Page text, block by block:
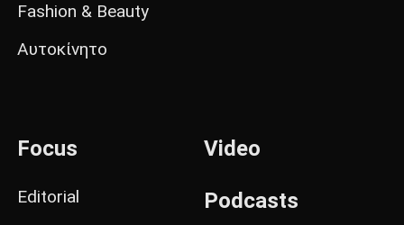
Fashion & Beauty
Αυτοκίνητο
Focus
Editorial
Video
Podcasts